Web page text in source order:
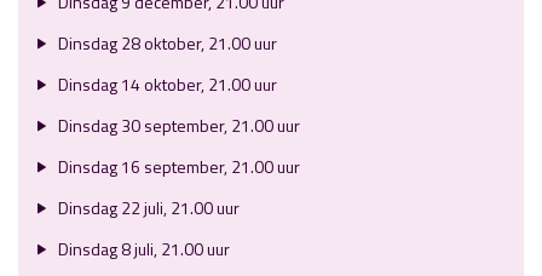
Dinsdag 28 oktober, 21.00 uur
Dinsdag 14 oktober, 21.00 uur
Dinsdag 30 september, 21.00 uur
Dinsdag 16 september, 21.00 uur
Dinsdag 22 juli, 21.00 uur
Dinsdag 8 juli, 21.00 uur